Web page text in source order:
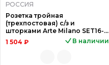
РОССИЯ
Розетка тройная
(трехпостовая) с/з и
шторками Arte Milano SET16-
3-40-1x3 silver
1 504 ₽ В наличии